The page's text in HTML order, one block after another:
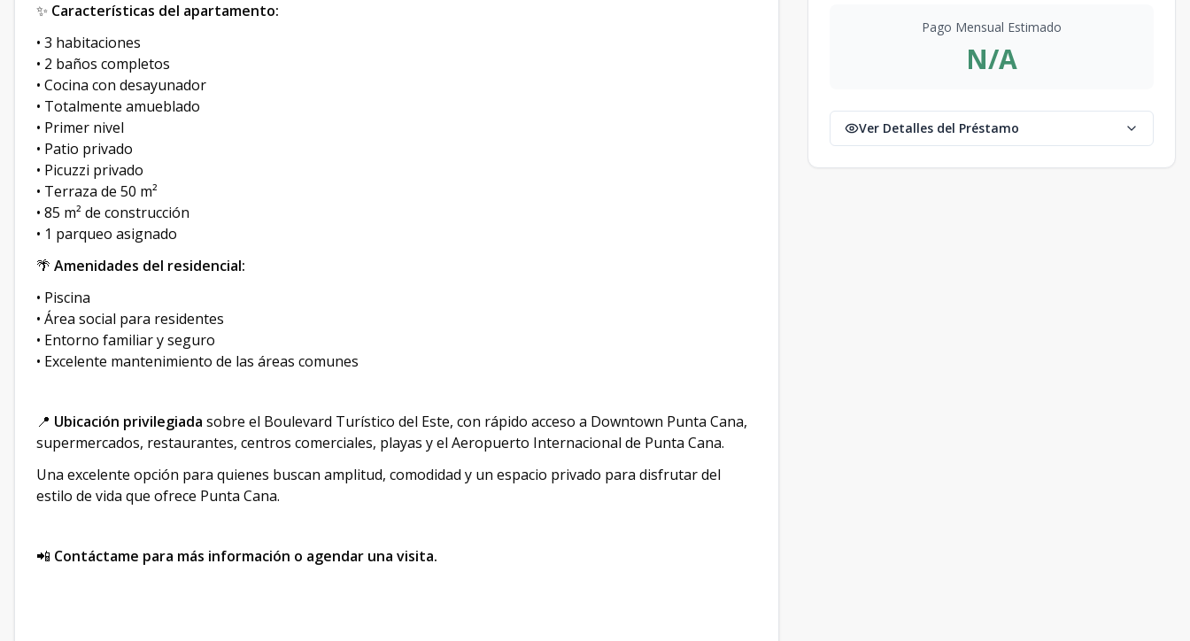
✨ Características del apartamento:
• 3 habitaciones
• 2 baños completos
• Cocina con desayunador
• Totalmente amueblado
• Primer nivel
• Patio privado
• Picuzzi privado
• Terraza de 50 m²
• 85 m² de construcción
• 1 parqueo asignado
🌴 Amenidades del residencial:
• Piscina
• Área social para residentes
• Entorno familiar y seguro
• Excelente mantenimiento de las áreas comunes
📍 Ubicación privilegiada sobre el Boulevard Turístico del Este, con rápido acceso a Downtown Punta Cana,
supermercados, restaurantes, centros comerciales, playas y el Aeropuerto Internacional de Punta Cana.
Una excelente opción para quienes buscan amplitud, comodidad y un espacio privado para disfrutar del
estilo de vida que ofrece Punta Cana.
📲 Contáctame para más información o agendar una visita.
Pago Mensual Estimado
N/A
Ver Detalles del Préstamo